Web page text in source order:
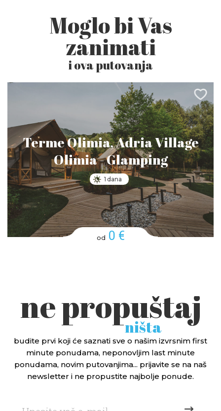
Moglo bi Vas
zanimati
i ova putovanja
Terme Olimia, Adria Village
Olimia - Glamping
1 dana
od 0 €
ne propuštaj
ništa
budite prvi koji će saznati sve o našim izvrsnim first
minute ponudama, neponovljim last minute
ponudama, novim putovanjima... prijavite se na naš
newsletter i ne propustite najbolje ponude.